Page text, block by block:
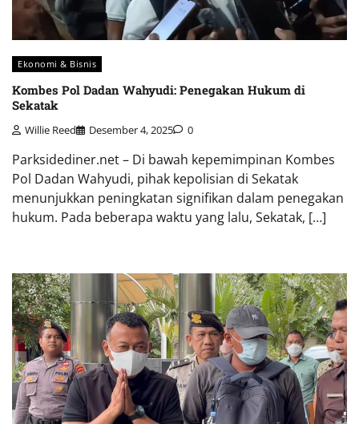
Ekonomi & Bisnis
Kombes Pol Dadan Wahyudi: Penegakan Hukum di
Sekatak
Willie Reed Desember 4, 2025 0
Parksidediner.net – Di bawah kepemimpinan Kombes
Pol Dadan Wahyudi, pihak kepolisian di Sekatak
menunjukkan peningkatan signifikan dalam penegakan
hukum. Pada beberapa waktu yang lalu, Sekatak, […]